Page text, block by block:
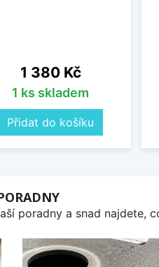
Cena
1 380 Kč
1 ks skladem
Přidat do košíku
poradny a snad najdete,